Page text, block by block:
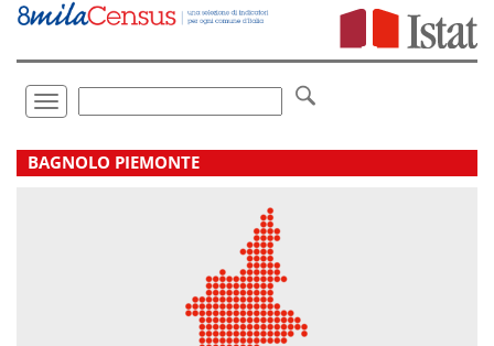
Vai
direttamente
Toggle
navigation
.
BAGNOLO PIEMONTE